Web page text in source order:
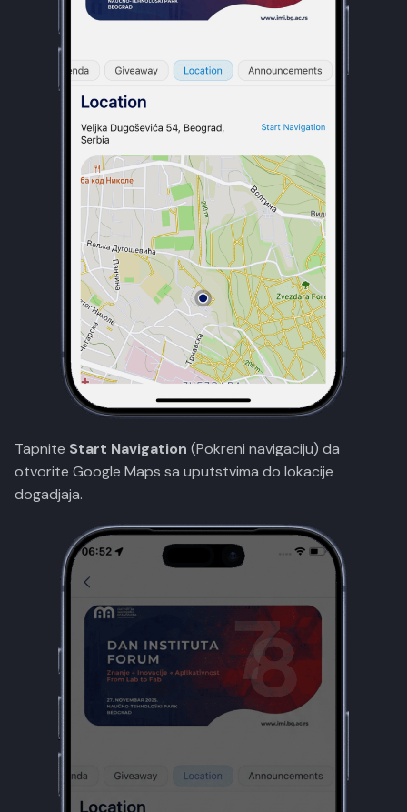
Tapnite Start Navigation (Pokreni navigaciju) da
otvorite Google Maps sa uputstvima do lokacije
dogadjaja.